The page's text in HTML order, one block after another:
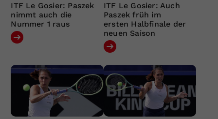
ITF Le Gosier: Paszek
nimmt auch die
Nummer 1 raus
ITF Le Gosier: Auch
Paszek früh im
ersten Halbfinale der
neuen Saison